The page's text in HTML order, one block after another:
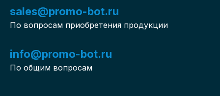
sales@promo-bot.ru
По вопросам приобретения продукции
info@promo-bot.ru
По общим вопросам